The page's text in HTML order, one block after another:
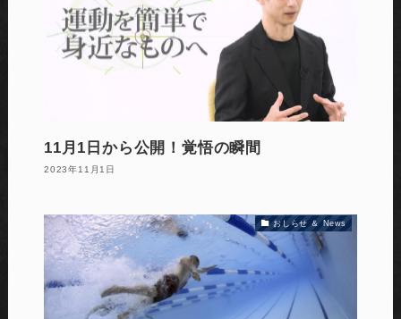
11月1日から公開！覚悟の瞬間
2023年11月1日
おしらせ ＆ News